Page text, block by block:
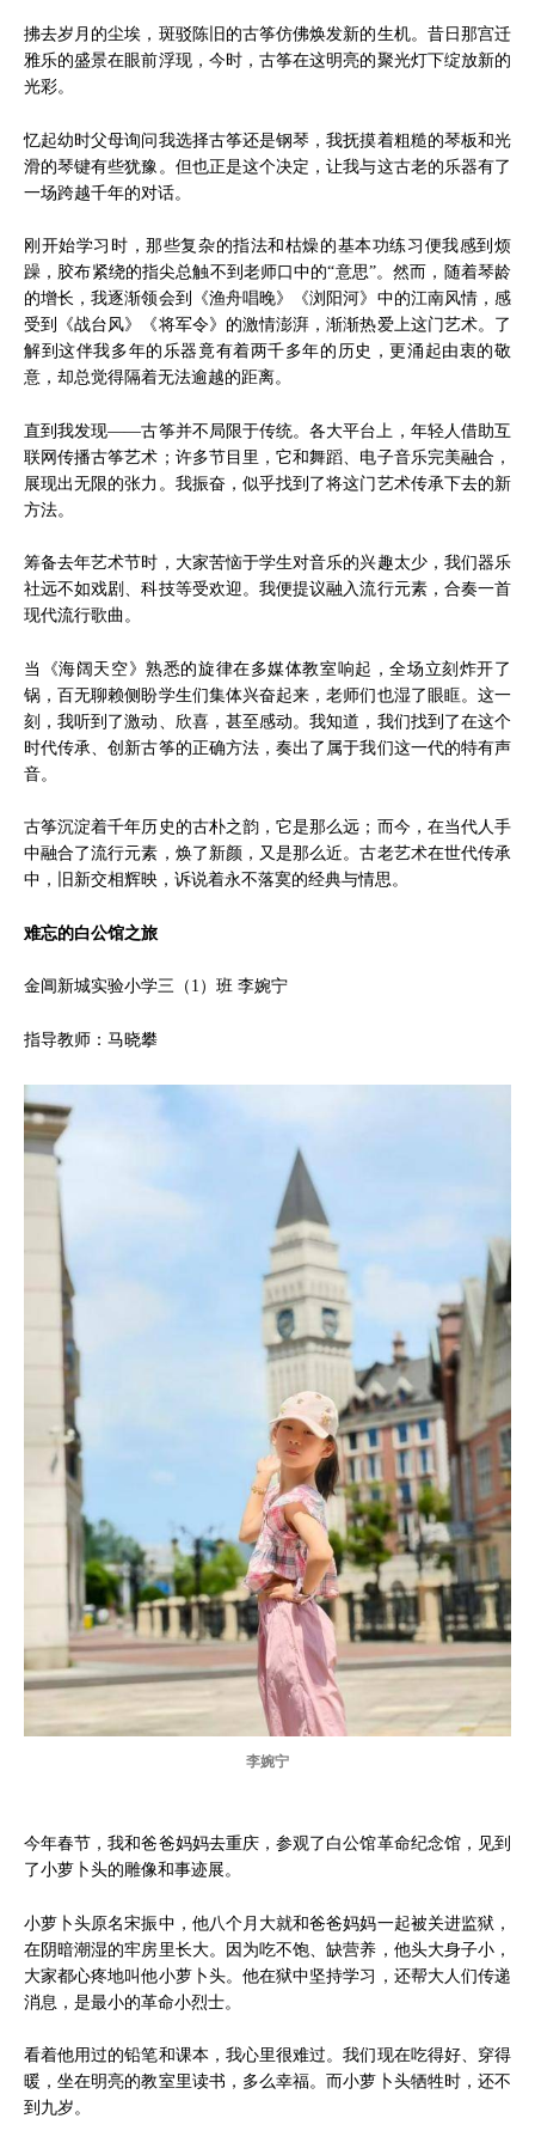
拂去岁月的尘埃，斑驳陈旧的古筝仿佛焕发新的生机。昔日那宫迁
雅乐的盛景在眼前浮现，今时，古筝在这明亮的聚光灯下绽放新的
光彩。
忆起幼时父母询问我选择古筝还是钢琴，我抚摸着粗糙的琴板和光
滑的琴键有些犹豫。但也正是这个决定，让我与这古老的乐器有了
一场跨越千年的对话。
刚开始学习时，那些复杂的指法和枯燥的基本功练习便我感到烦
躁，胶布紧绕的指尖总触不到老师口中的“意思”。然而，随着琴龄
的增长，我逐渐领会到《渔舟唱晚》《浏阳河》中的江南风情，感
受到《战台风》《将军令》的激情澎湃，渐渐热爱上这门艺术。了
解到这伴我多年的乐器竟有着两千多年的历史，更涌起由衷的敬
意，却总觉得隔着无法逾越的距离。
直到我发现——古筝并不局限于传统。各大平台上，年轻人借助互
联网传播古筝艺术；许多节目里，它和舞蹈、电子音乐完美融合，
展现出无限的张力。我振奋，似乎找到了将这门艺术传承下去的新
方法。
筹备去年艺术节时，大家苦恼于学生对音乐的兴趣太少，我们器乐
社远不如戏剧、科技等受欢迎。我便提议融入流行元素，合奏一首
现代流行歌曲。
当《海阔天空》熟悉的旋律在多媒体教室响起，全场立刻炸开了
锅，百无聊赖侧盼学生们集体兴奋起来，老师们也湿了眼眶。这一
刻，我听到了激动、欣喜，甚至感动。我知道，我们找到了在这个
时代传承、创新古筝的正确方法，奏出了属于我们这一代的特有声
音。
古筝沉淀着千年历史的古朴之韵，它是那么远；而今，在当代人手
中融合了流行元素，焕了新颜，又是那么近。古老艺术在世代传承
中，旧新交相辉映，诉说着永不落寞的经典与情思。
难忘的白公馆之旅
金阊新城实验小学三（1）班 李婉宁
指导教师：马晓攀
李婉宁
今年春节，我和爸爸妈妈去重庆，参观了白公馆革命纪念馆，见到
了小萝卜头的雕像和事迹展。
小萝卜头原名宋振中，他八个月大就和爸爸妈妈一起被关进监狱，
在阴暗潮湿的牢房里长大。因为吃不饱、缺营养，他头大身子小，
大家都心疼地叫他小萝卜头。他在狱中坚持学习，还帮大人们传递
消息，是最小的革命小烈士。
看着他用过的铅笔和课本，我心里很难过。我们现在吃得好、穿得
暖，坐在明亮的教室里读书，多么幸福。而小萝卜头牺牲时，还不
到九岁。